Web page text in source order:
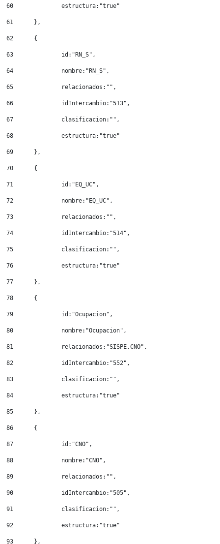
60
		estructura:"true"
61
	},
62
	{
63
		id:"RN_S",
64
		nombre:"RN_S",
65
		relacionados:"",
66
		idIntercambio:"513",
67
		clasificacion:"",
68
		estructura:"true"
69
	},
70
	{
71
		id:"EQ_UC",
72
		nombre:"EQ_UC",
73
		relacionados:"",
74
		idIntercambio:"514",
75
		clasificacion:"",
76
		estructura:"true"
77
	},
78
	{
79
		id:"Ocupacion",
80
		nombre:"Ocupacion",
81
		relacionados:"SISPE,CNO",
82
		idIntercambio:"552",
83
		clasificacion:"",
84
		estructura:"true"
85
	},
86
	{
87
		id:"CNO",
88
		nombre:"CNO",
89
		relacionados:"",
90
		idIntercambio:"505",
91
		clasificacion:"",
92
		estructura:"true"
93
	},